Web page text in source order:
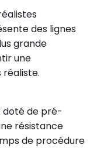
des lignes
grande
une
doté de pré-
résistance
de procédure